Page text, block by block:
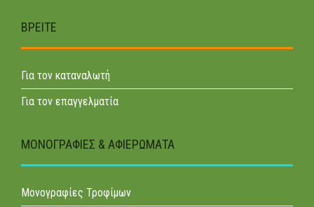
ΒΡΕΊΤΕ
Για τον καταναλωτή
Για τον επαγγελματία
ΜΟΝΟΓΡΑΦΊΕΣ & ΑΦΙΕΡΏΜΑΤΑ
Μονογραφίες Τροφίμων